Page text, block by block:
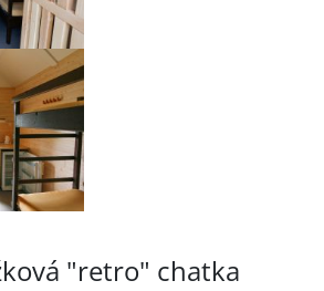
"retro" chatka